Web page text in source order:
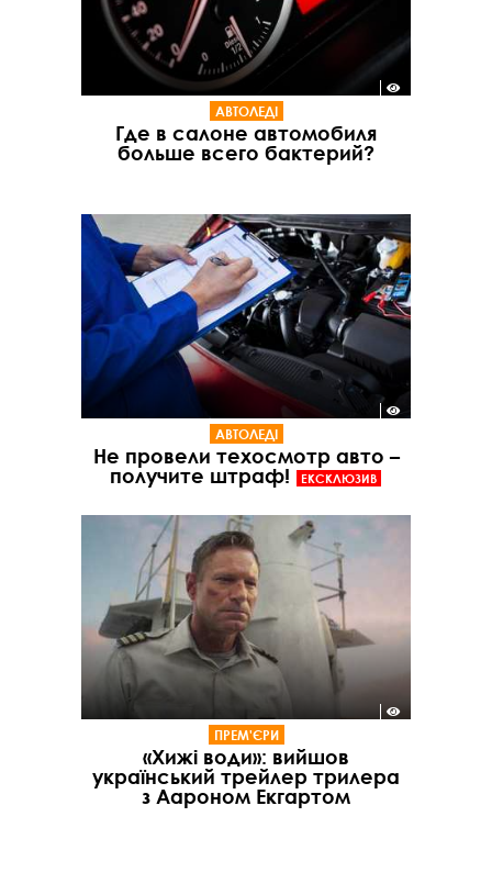
АВТОЛЕДІ
Где в салоне автомобиля
больше всего бактерий?
АВТОЛЕДІ
Не провели техосмотр авто –
получите штраф!
ЕКСКЛЮЗИВ
ПРЕМ'ЄРИ
«Хижі води»: вийшов
український трейлер трилера
з Аароном Екгартом